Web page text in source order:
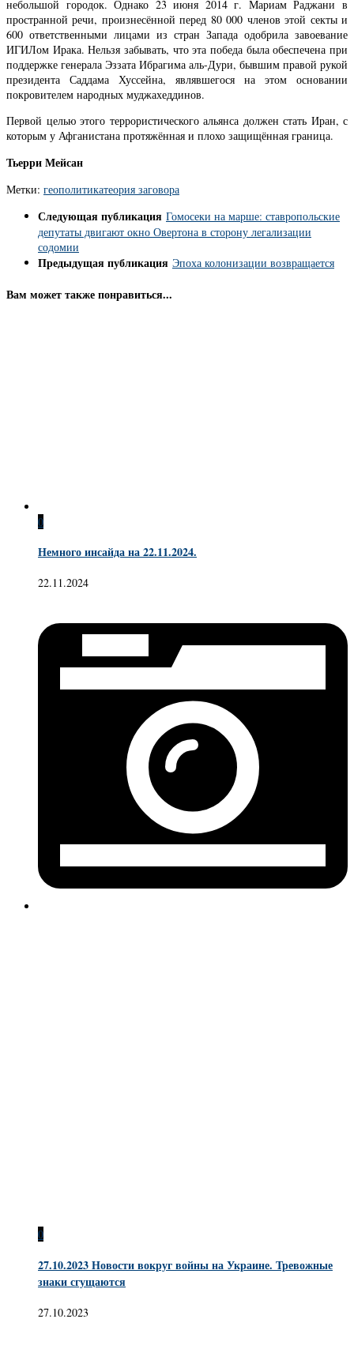
небольшой городок. Однако 23 июня 2014 г. Мариам Раджани в
пространной речи, произнесённой перед 80 000 членов этой секты и
600 ответственными лицами из стран Запада одобрила завоевание
ИГИЛом Ирака. Нельзя забывать, что эта победа была обеспечена при
поддержке генерала Эззата Ибрагима аль-Дури, бывшим правой рукой
президента Саддама Хуссейна, являвшегося на этом основании
покровителем народных муджахеддинов.
Первой целью этого террористического альянса должен стать Иран, с
которым у Афганистана протяжённая и плохо защищённая граница.
Тьерри Мейсан
Метки: геополитикатеория заговора
Следующая публикация Гомосеки на марше: ставропольские
депутаты двигают окно Овертона в сторону легализации
содомии
Предыдущая публикация Эпоха колонизации возвращается
Вам может также понравиться...
0
Немного инсайда на 22.11.2024.
22.11.2024
0
27.10.2023 Новости вокруг войны на Украине. Тревожные
знаки сгущаются
27.10.2023